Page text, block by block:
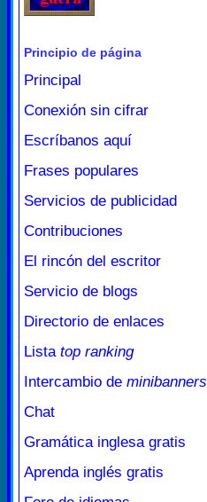
Principio de página
Principal
Conexión sin cifrar
Escríbanos aquí
Frases populares
Servicios de publicidad
Contribuciones
El rincón del escritor
Servicio de blogs
Directorio de enlaces
Lista top ranking
Intercambio de minibanners
Chat
Gramática inglesa gratis
Aprenda inglés gratis